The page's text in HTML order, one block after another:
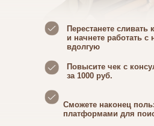
Перестанете сливать
и начнете работать с
вдолгую
Повысите чек с
за 1000 руб.
Сможете наконец
платформами для